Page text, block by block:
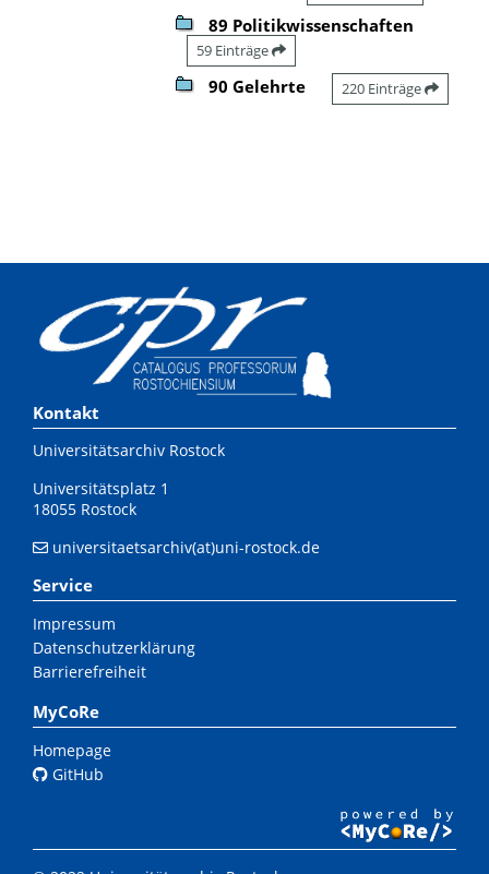
89 Politikwissenschaften
59 Einträge
90 Gelehrte 220 Einträge
Kontakt
Universitätsarchiv Rostock
Universitätsplatz 1
18055 Rostock
universitaetsarchiv(at)uni-rostock.de
Service
Impressum
Datenschutzerklärung
Barrierefreiheit
MyCoRe
Homepage
GitHub